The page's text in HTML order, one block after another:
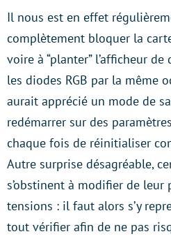
Il nous est en effet
complètement bloquer la
voire à “planter” l’afficheur
les diodes RGB par la même
aurait apprécié un mode de
redémarrer sur des
chaque fois de réinitialiser
Autre surprise désagréable,
s’obstinent à modifier de leur
tensions : il faut alors s’y
tout vérifier afin de ne pas